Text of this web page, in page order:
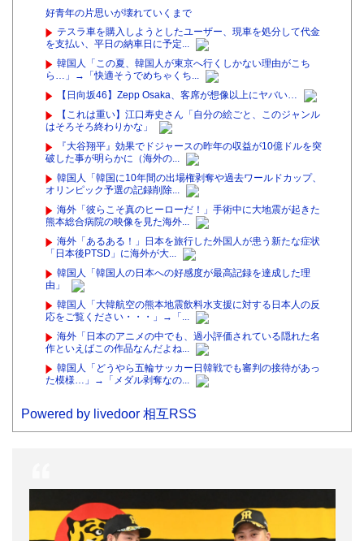
好青年の片思いが壊れていくまで
テスラ車を購入しようとしたユーザー、現車を処分して代金
を支払い、平日の納車日に予定...
韓国人「この夏、韓国人が東京へ行くしかない理由がこち
ら…」→「快適そうでめちゃくち...
【日向坂46】Zepp Osaka、客席が想像以上にヤバい…
【これは重い】江口寿史さん「自分の絵ごと、このジャンル
はそろそろ終わりかな」
『大谷翔平』効果でドジャースの昨年の収益が10億ドルを突
破した事が明らかに（海外の...
韓国人「韓国に10年間の出場権剥奪や過去ワールドカップ、
オリンピック予選の記録削除...
海外「彼らこそ真のヒーローだ！」手術中に大地震が起きた
熊本総合病院の映像を見た海外...
海外「あるある！」日本を旅行した外国人が患う新たな症状
「日本後PTSD」に海外が大...
韓国人「韓国人の日本への好感度が最高記録を達成した理
由」
韓国人「大韓航空の熊本地震飲料水支援に対する日本人の反
応をご覧ください・・・」→「...
海外「日本のアニメの中でも、過小評価されている隠れた名
作といえばこの作品なんだよね...
韓国人「どうやら五輪サッカー日韓戦でも審判の接待があっ
た模様…」→「メダル剥奪なの...
Powered by livedoor 相互RSS